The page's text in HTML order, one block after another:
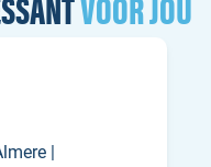
VOOR JOU
|